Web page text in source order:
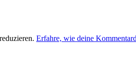
Erfahre, wie deine